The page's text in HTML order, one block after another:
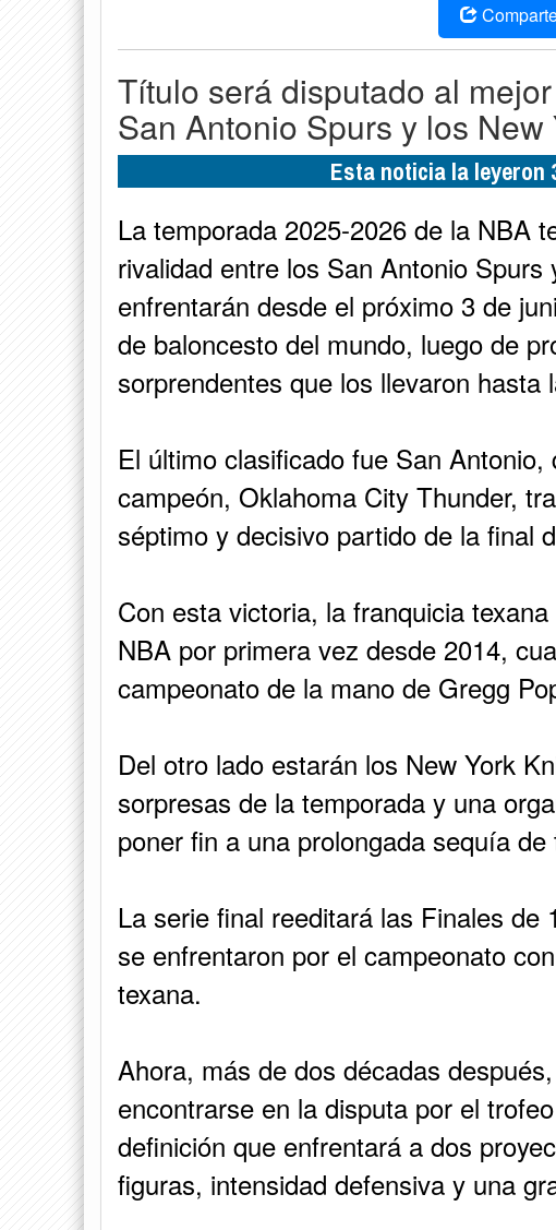
Título será disputado al
San Antonio Spurs y los New
Esta noticia la leyeron
La temporada 2025-2026 de la NBA
rivalidad entre los San Antonio
enfrentarán desde el próximo 3 de
de baloncesto del mundo, luego de
sorprendentes que los llevaron hasta
El último clasificado fue San
campeón, Oklahoma City Thunder,
séptimo y decisivo partido de la final
Con esta victoria, la franquicia
NBA por primera vez desde 2014,
campeonato de la mano de Gregg
Del otro lado estarán los New York
sorpresas de la temporada y una
poner fin a una prolongada sequía de
La serie final reeditará las Finales
se enfrentaron por el campeonato
texana.
Ahora, más de dos décadas
encontrarse en la disputa por el
definición que enfrentará a dos
figuras, intensidad defensiva y una